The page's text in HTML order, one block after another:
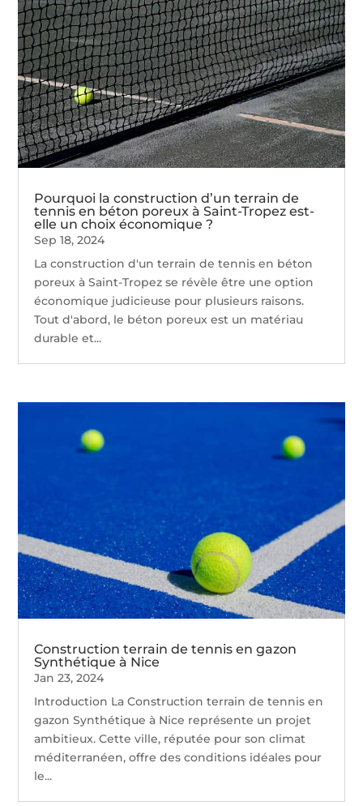
Pourquoi la construction d’un terrain de
tennis en béton poreux à Saint-Tropez est-
elle un choix économique ?
Sep 18, 2024
La construction d'un terrain de tennis en béton
poreux à Saint-Tropez se révèle être une option
économique judicieuse pour plusieurs raisons.
Tout d'abord, le béton poreux est un matériau
durable et...
Construction terrain de tennis en gazon
Synthétique à Nice
Jan 23, 2024
Introduction La Construction terrain de tennis en
gazon Synthétique à Nice représente un projet
ambitieux. Cette ville, réputée pour son climat
méditerranéen, offre des conditions idéales pour
le...